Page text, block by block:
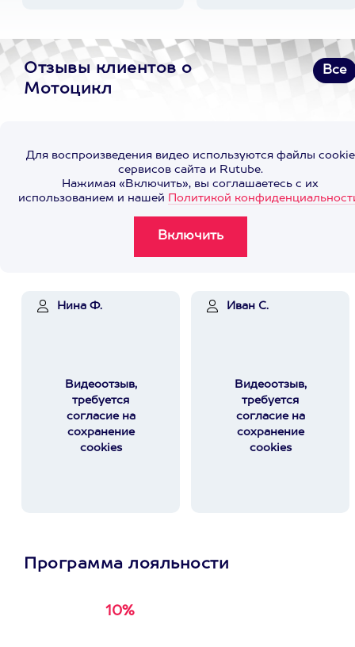
Отзывы клиентов о
Мотоцикл
Все
Для воспроизведения видео используются файлы cookie
сервисов сайта и Rutube.
Нажимая «Включить», вы соглашаетесь с их
использованием и нашей Политикой
Нина Ф.
Видеоотзыв,
требуется
согласие на
сохранение
cookies
Иван С.
Видеоотзыв,
требуется
согласие на
сохранение
cookies
Программа лояльности
10%